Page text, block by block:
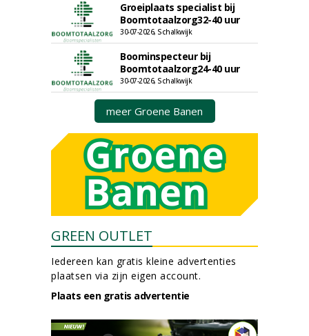
Groeiplaats specialist bij
Boomtotaalzorg32-40 uur
30-07-2026, Schalkwijk
Boominspecteur bij
Boomtotaalzorg24-40 uur
30-07-2026, Schalkwijk
meer Groene Banen
GREEN OUTLET
Iedereen kan gratis kleine advertenties
plaatsen via zijn eigen account.
Plaats een gratis advertentie